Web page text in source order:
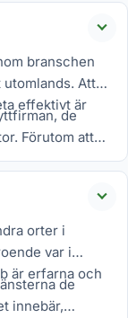
branschen
Att
effektivt är
de
Förutom att
och
orter i
var i
är erfarna och
de
innebär,